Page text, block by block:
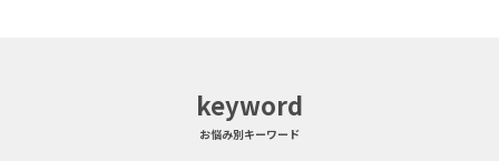
keyword
お悩み別キーワード